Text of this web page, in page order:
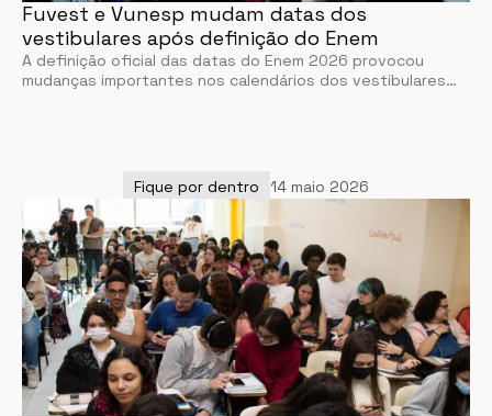
Fuvest e Vunesp mudam datas dos
vestibulares após definição do Enem
A definição oficial das datas do Enem 2026 provocou
mudanças importantes nos calendários dos vestibulares…
Fique por dentro 14 maio 2026